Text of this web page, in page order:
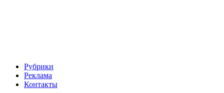
Рубрики
Реклама
Контакты